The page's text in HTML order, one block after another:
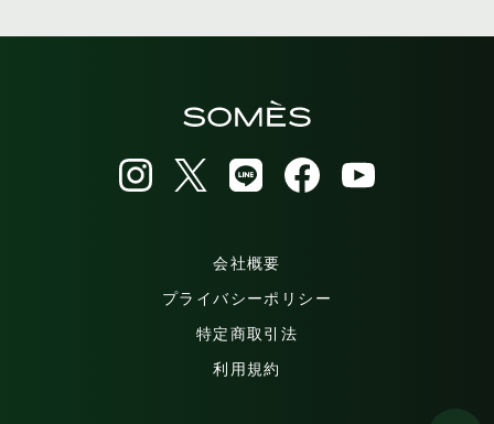
会社概要
プライバシーポリシー
特定商取引法
利用規約